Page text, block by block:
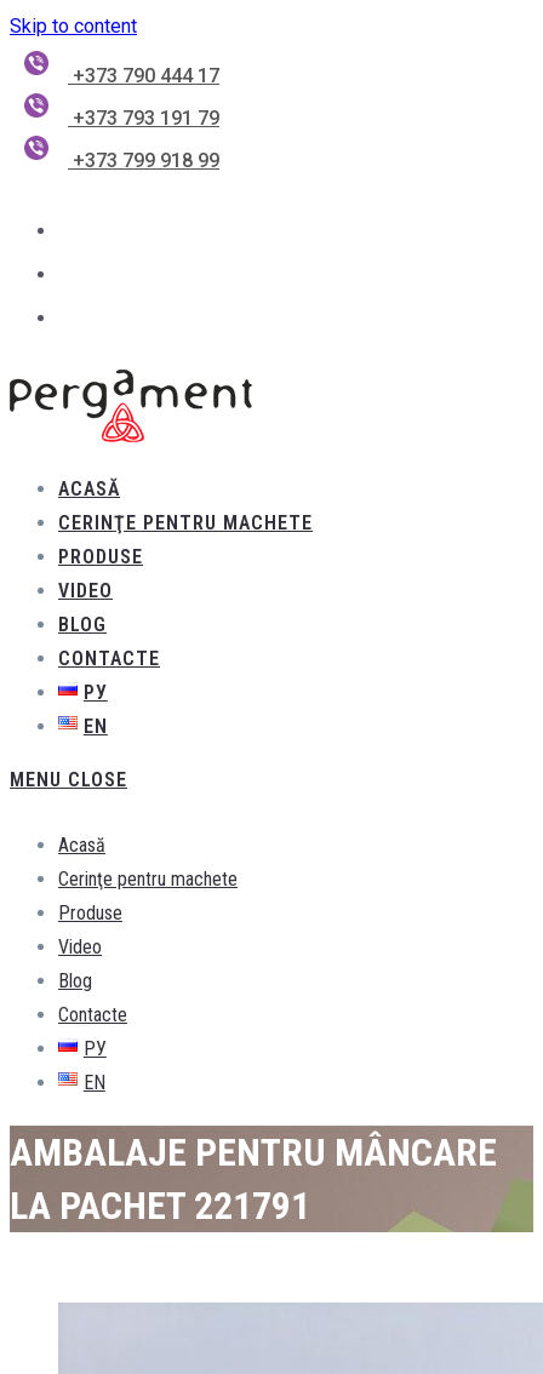
Skip to content
+373 790 444 17
+373 793 191 79
+373 799 918 99
ACASĂ
CERINŢE PENTRU MACHETE
PRODUSE
VIDEO
BLOG
CONTACTE
РУ
EN
MENU CLOSE
Acasă
Cerinţe pentru machete
Produse
Video
Blog
Contacte
РУ
EN
AMBALAJE PENTRU MÂNCARE
LA PACHET 221791